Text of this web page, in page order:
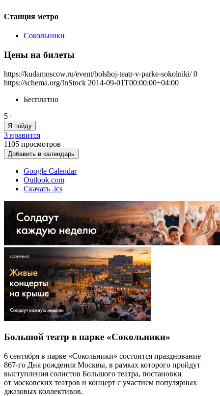
Станция метро
Сокольники
Цены на билеты
https://kudamoscow.ru/event/bolshoj-teatr-v-parke-sokolniki/ 0
https://schema.org/InStock 2014-09-01T00:00:00+04:00
Бесплатно
5+
Я пойду
3 нравится
1105 просмотров
Добавить в календарь
Google Calendar
Outlook.com
Скачать .ics
Большой театр в парке «Сокольники»
6 сентября в парке «Сокольники» состоится празднование
867-го Дня рождения Москвы, в рамках которого пройдут
выступления солистов Большого театра, постановки
от московских театров и концерт с участием популярных
джазовых коллективов.